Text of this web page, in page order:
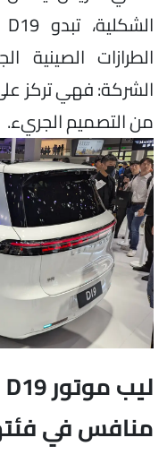
الطرازات
الشركة: فهي تركز
من التصميم الجريء.
منافس في